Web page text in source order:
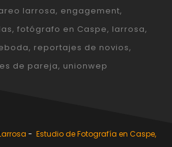
larrosa engagement
fotógrafo en Caspe larrosa
reportajes de novios
de pareja unionwep
- Estudio de Fotografía en Caspe,